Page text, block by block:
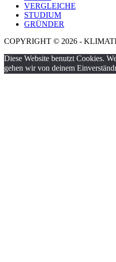
VERGLEICHE
STUDIUM
GRÜNDER
COPYRIGHT © 2026 -
Diese Website benutzt Cookies.
gehen wir von deinem